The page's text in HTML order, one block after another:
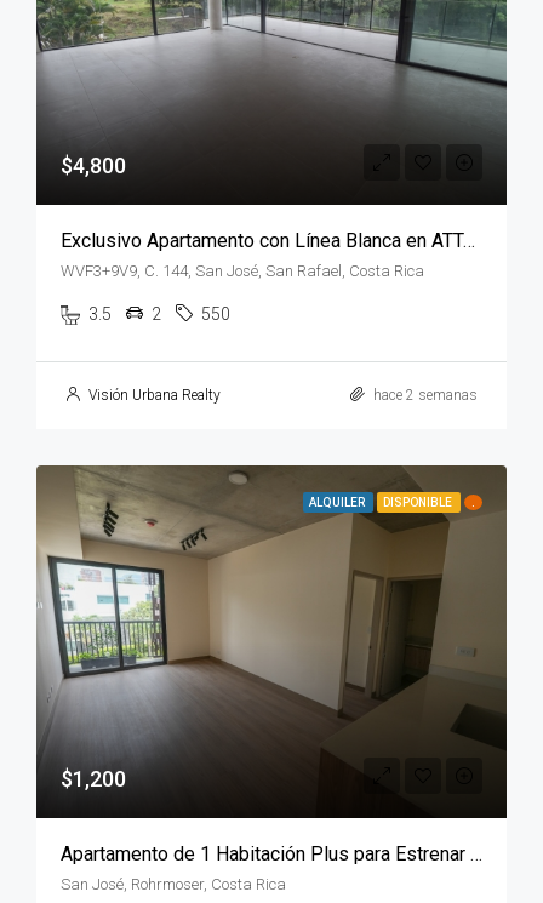
$4,800
Exclusivo Apartamento con Línea Blanca en ATTALI Escazú
WVF3+9V9, C. 144, San José, San Rafael, Costa Rica
3.5 2 550
Visión Urbana Realty hace 2 semanas
ALQUILER DISPONIBLE .
$1,200
Apartamento de 1 Habitación Plus para Estrenar en Torre JANE, Rohrmoser
San José, Rohrmoser, Costa Rica